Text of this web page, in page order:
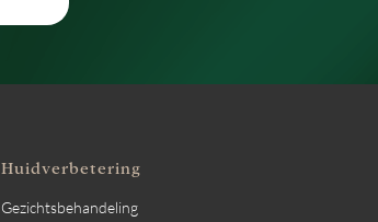
Huidverbetering
Gezichtsbehandeling